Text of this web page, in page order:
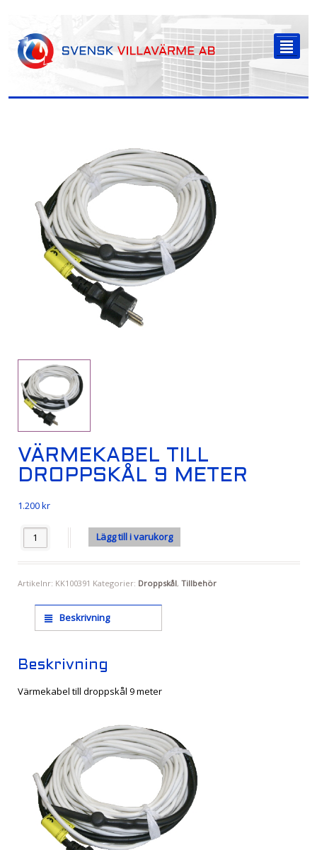
²
VÄRMEKABEL TILL
DROPPSKÅL 9 METER
1.200kr
Antal Lägg till i varukorg
Artikelnr: KK100391 Kategorier: Droppskål, Tillbehör
Beskrivning
Beskrivning
Värmekabel till droppskål 9 meter